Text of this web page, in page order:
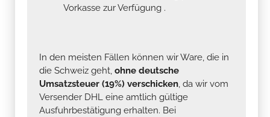
Vorkasse zur Verfügung .
In den meisten Fällen können wir Ware, die in
die Schweiz geht, ohne deutsche
Umsatzsteuer (19%) verschicken, da wir vom
Versender DHL eine amtlich gültige
Ausfuhrbestätigung erhalten. Bei